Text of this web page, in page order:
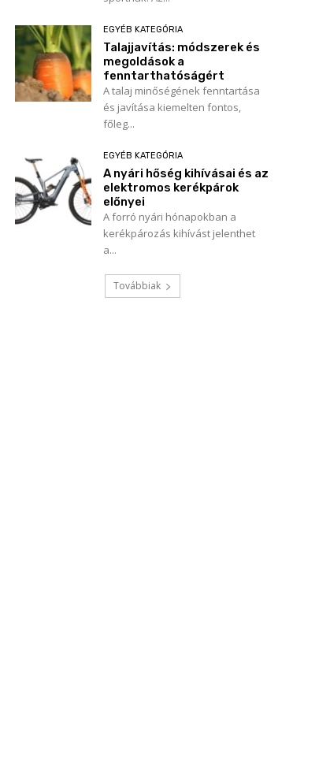
EGYÉB KATEGÓRIA
Talajjavítás: módszerek és
megoldások a
fenntarthatóságért
A talaj minőségének fenntartása
és javítása kiemelten fontos,
főleg...
EGYÉB KATEGÓRIA
A nyári hőség kihívásai és az
elektromos kerékpárok
előnyei
A forró nyári hónapokban a
kerékpározás kihívást jelenthet
a...
Továbbiak